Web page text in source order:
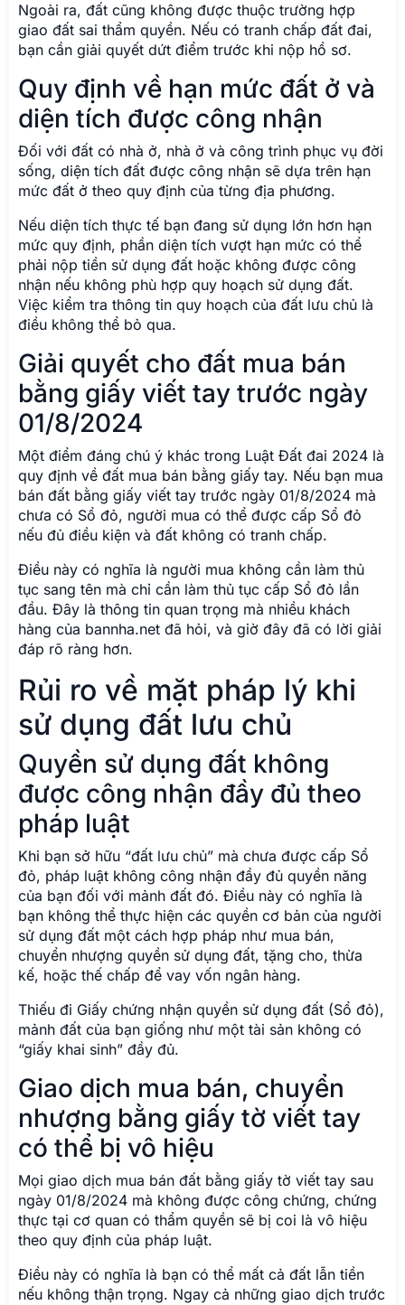
Ngoài ra, đất cũng không được thuộc trường hợp
giao đất sai thẩm quyền. Nếu có tranh chấp đất đai,
bạn cần giải quyết dứt điểm trước khi nộp hồ sơ.
Quy định về hạn mức đất ở và
diện tích được công nhận
Đối với đất có nhà ở, nhà ở và công trình phục vụ đời
sống, diện tích đất được công nhận sẽ dựa trên hạn
mức đất ở theo quy định của từng địa phương.
Nếu diện tích thực tế bạn đang sử dụng lớn hơn hạn
mức quy định, phần diện tích vượt hạn mức có thể
phải nộp tiền sử dụng đất hoặc không được công
nhận nếu không phù hợp quy hoạch sử dụng đất.
Việc kiểm tra thông tin quy hoạch của đất lưu chủ là
điều không thể bỏ qua.
Giải quyết cho đất mua bán
bằng giấy viết tay trước ngày
01/8/2024
Một điểm đáng chú ý khác trong Luật Đất đai 2024 là
quy định về đất mua bán bằng giấy tay. Nếu bạn mua
bán đất bằng giấy viết tay trước ngày 01/8/2024 mà
chưa có Sổ đỏ, người mua có thể được cấp Sổ đỏ
nếu đủ điều kiện và đất không có tranh chấp.
Điều này có nghĩa là người mua không cần làm thủ
tục sang tên mà chỉ cần làm thủ tục cấp Sổ đỏ lần
đầu. Đây là thông tin quan trọng mà nhiều khách
hàng của bannha.net đã hỏi, và giờ đây đã có lời giải
đáp rõ ràng hơn.
Rủi ro về mặt pháp lý khi
sử dụng đất lưu chủ
Quyền sử dụng đất không
được công nhận đầy đủ theo
pháp luật
Khi bạn sở hữu “đất lưu chủ” mà chưa được cấp Sổ
đỏ, pháp luật không công nhận đầy đủ quyền năng
của bạn đối với mảnh đất đó. Điều này có nghĩa là
bạn không thể thực hiện các quyền cơ bản của người
sử dụng đất một cách hợp pháp như mua bán,
chuyển nhượng quyền sử dụng đất, tặng cho, thừa
kế, hoặc thế chấp để vay vốn ngân hàng.
Thiếu đi Giấy chứng nhận quyền sử dụng đất (Sổ đỏ),
mảnh đất của bạn giống như một tài sản không có
“giấy khai sinh” đầy đủ.
Giao dịch mua bán, chuyển
nhượng bằng giấy tờ viết tay
có thể bị vô hiệu
Mọi giao dịch mua bán đất bằng giấy tờ viết tay sau
ngày 01/8/2024 mà không được công chứng, chứng
thực tại cơ quan có thẩm quyền sẽ bị coi là vô hiệu
theo quy định của pháp luật.
Điều này có nghĩa là bạn có thể mất cả đất lẫn tiền
nếu không thận trọng. Ngay cả những giao dịch trước